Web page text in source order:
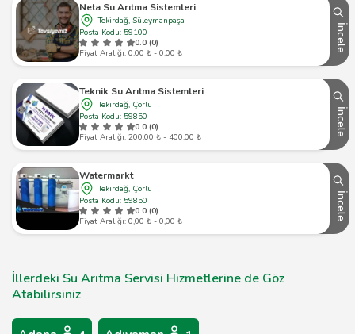
Neta Su Arıtma Sistemleri
Tekirdağ, Süleymanpaşa
Posta Kodu: 59100
0.0 (0)
Fiyat Aralığı: 0,00 ₺ - 0,00 ₺
İncele
Teknik Su Arıtma Sistemleri
Tekirdağ, Çorlu
Posta Kodu: 59850
0.0 (0)
Fiyat Aralığı: 200,00 ₺ - 400,00 ₺
İncele
Watermarkt
Tekirdağ, Çorlu
Posta Kodu: 59850
0.0 (0)
Fiyat Aralığı: 0,00 ₺ - 0,00 ₺
İncele
İllerdeki Su Arıtma Servisi Hizmetlerine de Göz
Atabilirsiniz